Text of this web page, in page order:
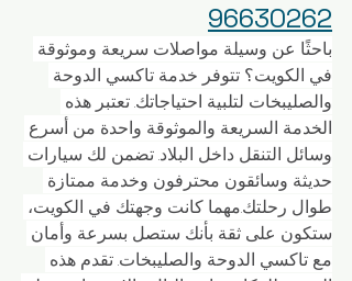
96630262
باحثًا عن وسيلة مواصلات سريعة وموثوقة
في الكويت؟ تتوفر خدمة تاكسي الدوحة
والصليبخات لتلبية احتياجاتك. تعتبر هذه
الخدمة السريعة والموثوقة واحدة من أسرع
وسائل التنقل داخل البلاد. تضمن لك سيارات
حديثة وسائقون محترفون وخدمة ممتازة
طوال رحلتك.مهما كانت وجهتك في الكويت،
ستكون على ثقة بأنك ستصل بسرعة وأمان
مع تاكسي الدوحة والصليبخات. تقدم هذه